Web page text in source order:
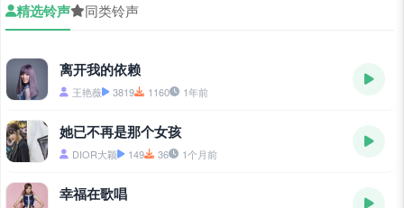
精选铃声 同类铃声
离开我的依赖
王艳薇 3819 1160 1年前
她已不再是那个女孩
DIOR大颖 149 36 1个月前
幸福在歌唱